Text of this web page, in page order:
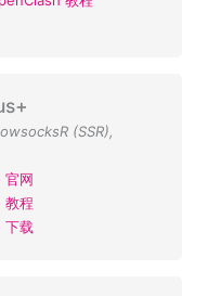
(SSR),
官网
教程
下载